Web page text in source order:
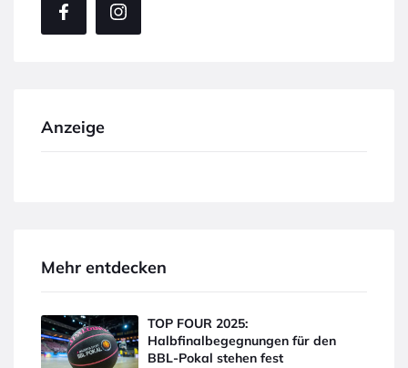
Anzeige
Mehr entdecken
TOP FOUR 2025:
Halbfinalbegegnungen für den
BBL-Pokal stehen fest